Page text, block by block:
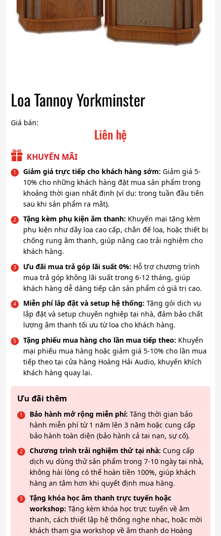
Loa Tannoy Yorkminster
Giá bán:
Liên hệ
KHUYẾN MÃI
Giảm giá trực tiếp cho khách hàng sớm: Giảm giá 5-
10% cho những khách hàng đặt mua sản phẩm trong
khoảng thời gian nhất định (ví dụ: trong tuần đầu tiên
sau khi sản phẩm ra mắt).
Tặng kèm phụ kiện âm thanh: Khuyến mại tặng kèm
phụ kiện như dây loa cao cấp, chân đế loa, hoặc thiết bị
chống rung âm thanh, giúp nâng cao trải nghiệm cho
khách hàng.
Ưu đãi mua trả góp lãi suất 0%: Hỗ trợ chương trình
mua trả góp không lãi suất trong 6-12 tháng, giúp
khách hàng dễ dàng tiếp cận sản phẩm có giá trị cao.
Miễn phí lắp đặt và setup hệ thống: Tặng gói dịch vụ
lắp đặt và setup chuyên nghiệp tại nhà, đảm bảo chất
lượng âm thanh tối ưu từ loa cho khách hàng.
Tặng phiếu mua hàng cho lần mua tiếp theo: Khuyến
mại phiếu mua hàng hoặc giảm giá 5-10% cho lần mua
tiếp theo tại cửa hàng Hoàng Hải Audio, khuyến khích
khách hàng quay lại.
Ưu đãi thêm
Bảo hành mở rộng miễn phí: Tăng thời gian bảo
hành miễn phí từ 1 năm lên 3 năm hoặc cung cấp
bảo hành toàn diện (bảo hành cả tai nạn, sự cố).
Chương trình trải nghiệm thử tại nhà: Cung cấp
dịch vụ dùng thử sản phẩm trong 7-10 ngày tại nhà,
không hài lòng có thể hoàn tiền 100%, giúp khách
hàng an tâm hơn khi quyết định mua hàng.
Tặng khóa học âm thanh trực tuyến hoặc
workshop: Tặng kèm khóa học trực tuyến về âm
thanh, cách thiết lập hệ thống nghe nhạc, hoặc mời
khách tham gia workshop về âm thanh do Hoàng